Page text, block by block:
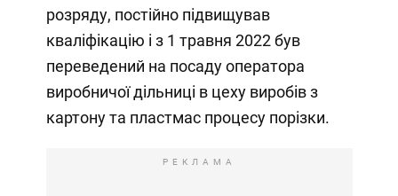
розряду, постійно підвищував
кваліфікацію і з 1 травня 2022 був
переведений на посаду оператора
виробничої дільниці в цеху виробів з
картону та пластмас процесу порізки.
РЕКЛАМА